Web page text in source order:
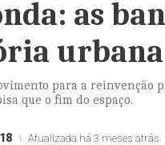
as
para a reinvenção
que o fim do espaço.
Atualizada há 3 meses atrás